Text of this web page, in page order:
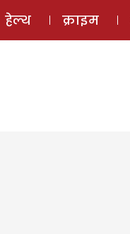
ऑडियो स्टोरी
हेल्थ क्राइम